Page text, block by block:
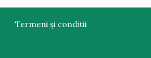
Termeni și conditii